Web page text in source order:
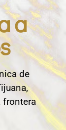
a
de
frontera